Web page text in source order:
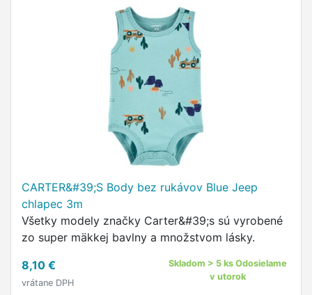
CARTER&#39;S Body bez rukávov Blue Jeep
chlapec 3m
Všetky modely značky Carter&#39;s sú vyrobené
zo super mäkkej bavlny a množstvom lásky.
8,10 €
vrátane DPH
Skladom > 5 ks Odosielame
v utorok